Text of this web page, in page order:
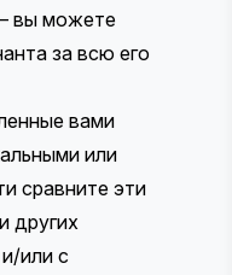
вы можете
за всю его
вами
или
сравните эти
других
или с